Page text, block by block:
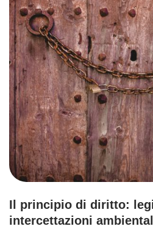
Il principio di diritto:
intercettazioni